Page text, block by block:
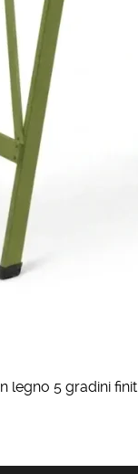
legno 5 gradini